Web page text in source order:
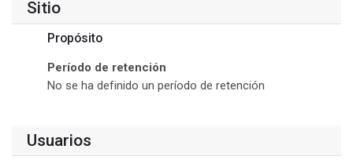
Sitio
Propósito
Período de retención
No se ha definido un período de retención
Usuarios